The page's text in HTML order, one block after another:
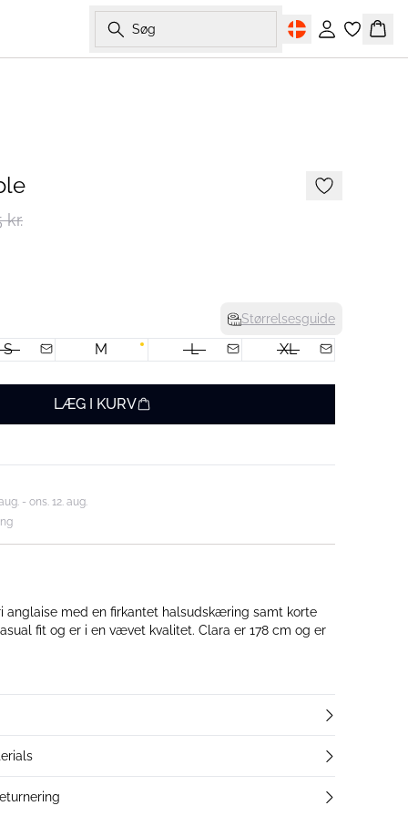
Søg
Log ind Kurv
kr.
Størrelsesguide
S M L XL
LÆG I KURV
- ons. 12. aug.
anglaise med en firkantet halsudskæring samt korte
er i en vævet kvalitet. Clara er 178 cm og er